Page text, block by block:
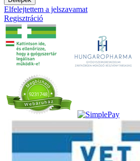
Elfelejtettem a jelszavamat
Regisztráció